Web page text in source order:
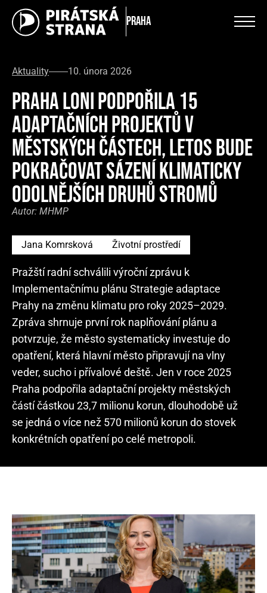
Praha
Aktuality 10. února 2026
PRAHA LONI PODPOŘILA 15
ADAPTAČNÍCH PROJEKTŮ V
MĚSTSKÝCH ČÁSTECH, LETOS BUDE
POKRAČOVAT SÁZENÍ KLIMATICKY
ODOLNĚJŠÍCH DRUHŮ STROMŮ
Autor: MHMP
Jana Komrsková Životní prostředí
Pražští radní schválili výroční zprávu k
Implementačnímu plánu Strategie adaptace
Prahy na změnu klimatu pro roky 2025–2029.
Zpráva shrnuje první rok naplňování plánu a
potvrzuje, že město systematicky investuje do
opatření, která hlavní město připravují na vlny
veder, sucho i přívalové deště. Jen v roce 2025
Praha podpořila adaptační projekty městských
částí částkou 23,7 milionu korun, dlouhodobě už
se jedná o více než 570 milionů korun do stovek
konkrétních opatření po celé metropoli.